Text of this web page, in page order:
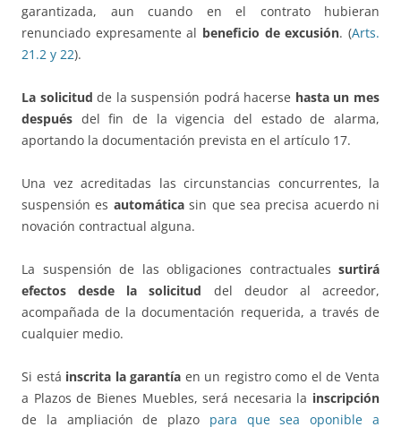
garantizada, aun cuando en el contrato hubieran
renunciado expresamente al beneficio de excusión. (Arts.
21.2 y 22).
La solicitudde la suspensión podrá hacerse hasta un mes
después del fin de la vigencia del estado de alarma,
aportando la documentación prevista en el artículo 17.
Una vez acreditadas las circunstancias concurrentes, la
suspensión es automáticasin que sea precisa acuerdo ni
novación contractual alguna.
La suspensión de las obligaciones contractuales surtirá
efectos desde la solicitud del deudor al acreedor,
acompañada de la documentación requerida, a través de
cualquier medio.
Si está inscrita la garantía en un registro como el de Venta
a Plazos de Bienes Muebles, será necesaria la inscripción
de la ampliación de plazo para que sea oponible a